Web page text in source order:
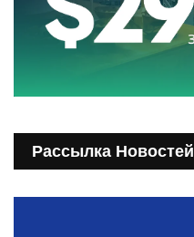
Рассылка Новостей